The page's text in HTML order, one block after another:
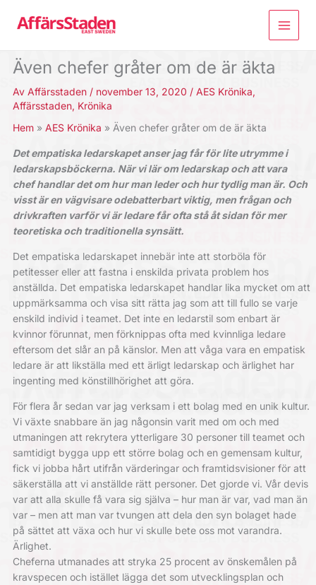
Även chefer gråter om de är äkta
Av Affärsstaden / november 13, 2020 / AES Krönika,
Affärsstaden, Krönika
Hem
AES Krönika Även chefer gråter om de är äkta
Det empatiska ledarskapet anser jag får för lite utrymme i
ledarskapsböckerna. När vi lär om ledarskap och att vara
chef handlar det om hur man leder och hur tydlig man är. Och
visst är en vägvisare odebatterbart viktig, men frågan och
drivkraften varför vi är ledare får ofta stå åt sidan för mer
teoretiska och traditionella synsätt.
Det empatiska ledarskapet innebär inte att storböla för
petitesser eller att fastna i enskilda privata problem hos
anställda. Det empatiska ledarskapet handlar lika mycket om att
uppmärksamma och visa sitt rätta jag som att till fullo se varje
enskild individ i teamet. Det inte en ledarstil som enbart är
kvinnor förunnat, men förknippas ofta med kvinnliga ledare
eftersom det slår an på känslor. Men att våga vara en empatisk
ledare är att likställa med ett ärligt ledarskap och ärlighet har
ingenting med könstillhörighet att göra.
För flera år sedan var jag verksam i ett bolag med en unik kultur.
Vi växte snabbare än jag någonsin varit med om och med
utmaningen att rekrytera ytterligare 30 personer till teamet och
samtidigt bygga upp ett större bolag och en gemensam kultur,
fick vi jobba hårt utifrån värderingar och framtidsvisioner för att
säkerställa att vi anställde rätt personer. Det gjorde vi. Vår devis
var att alla skulle få vara sig själva – hur man är var, vad man än
var – men att man var tvungen att dela den syn bolaget hade
på sättet att växa och hur vi skulle bete oss mot varandra.
Ärlighet.
Cheferna utmanades att stryka 25 procent av önskemålen på
kravspecen och istället lägga det som utvecklingsplan och